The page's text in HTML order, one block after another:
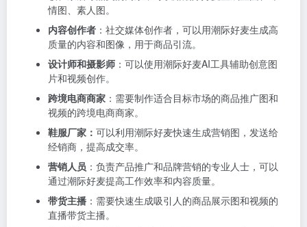
情图、素人图。
内容创作者 ：社交媒体创作者，可以用潮际好麦生成高
质量的内容和图像，用于商品引流。
设计师和摄影师 ：可以使用潮际好麦AI工具辅助创意图
片和视频创作。
跨境电商商家 ：需要制作适合目标市场的商品推广图和
视频的跨境电商商家。
鞋服厂家： 可以利用潮际好麦快速生成营销图，发送给
经销商，提高成交率。
营销人员 ：负责产品推广和品牌营销的专业人士，可以
通过潮际好麦提高工作效率和内容质量。
带货主播 ：需要快速生成吸引人的商品展示图和视频的
直播带货主播。